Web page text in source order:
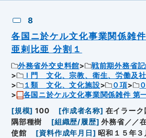
8
各国ニ於ケル文化事業関係雑
亜剌比亜 分割１
外務省外交史料館
戦前期外務省
Ｉ門 文化、宗教、衛生、労働及
１類 文化、文化施設
０項
各国ニ於ケル文化事業関係雑件 第
[規模] 100 [作成者名称] 在イラーク
隅部種樹
[組織歴/履歴] 外務省／／
使館
[資料作成年月日 ] 昭和１５年３